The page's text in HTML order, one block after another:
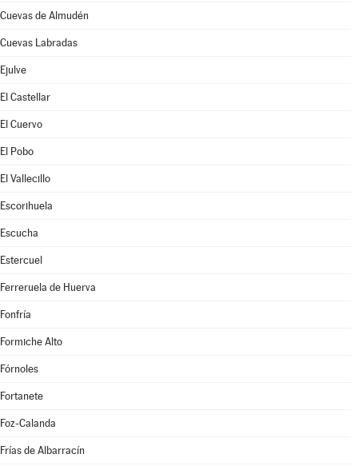
Cuevas de Almudén
Cuevas Labradas
Ejulve
El Castellar
El Cuervo
El Pobo
El Vallecillo
Escorihuela
Escucha
Estercuel
Ferreruela de Huerva
Fonfría
Formiche Alto
Fórnoles
Fortanete
Foz-Calanda
Frías de Albarracín